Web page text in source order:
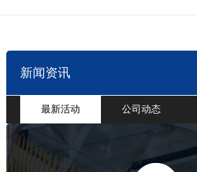
新闻资讯
最新活动 公司动态